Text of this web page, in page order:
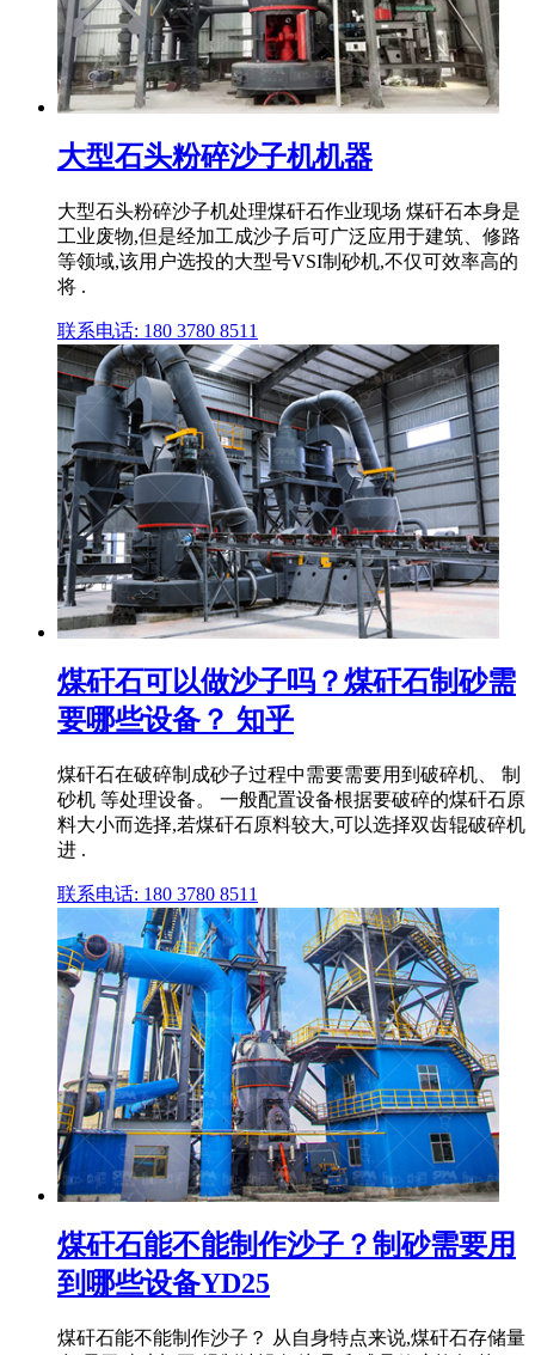
大型石头粉碎沙子机机器
大型石头粉碎沙子机处理煤矸石作业现场 煤矸石本身是
工业废物,但是经加工成沙子后可广泛应用于建筑、修路
等领域,该用户选投的大型号VSI制砂机,不仅可效率高的
将 .
联系电话: 180 3780 8511
煤矸石可以做沙子吗？煤矸石制砂需
要哪些设备？ 知乎
煤矸石在破碎制成砂子过程中需要需要用到破碎机、 制
砂机 等处理设备。 一般配置设备根据要破碎的煤矸石原
料大小而选择,若煤矸石原料较大,可以选择双齿辊破碎机
进 .
联系电话: 180 3780 8511
煤矸石能不能制作沙子？制砂需要用
到哪些设备YD25
煤矸石能不能制作沙子？ 从自身特点来说,煤矸石存储量